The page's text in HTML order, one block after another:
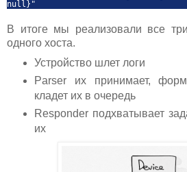
null}"
В итоге мы реализовали все
одного хоста.
Устройство шлет логи
Parser их принимает,
кладет их в очередь
Responder подхватывает
их